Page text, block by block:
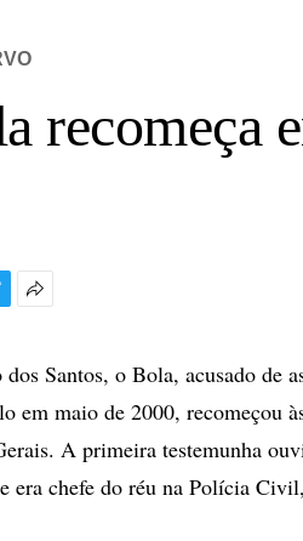
recomeça
compartilhamento
Santos, o Bola, acusado de
em maio de 2000, recomeçou
A primeira testemunha
era chefe do réu na Polícia